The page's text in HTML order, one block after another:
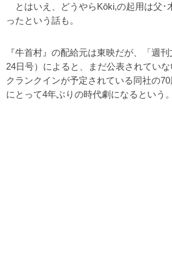
とはいえ、どうやらKōki,の起用は父･
ったという話も。
『牛首村』の配給元は東映だが、「週
24日号）によると、まだ公表されてい
クランクインが予定されている同社の
にとって4年ぶりの時代劇になるという。